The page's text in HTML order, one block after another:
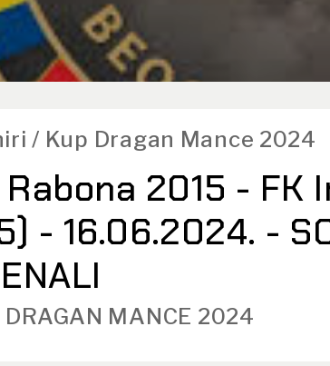
/ Kup Dragan Mance 2024
Rabona 2015 - FK
- 16.06.2024. -
DRAGAN MANCE 2024